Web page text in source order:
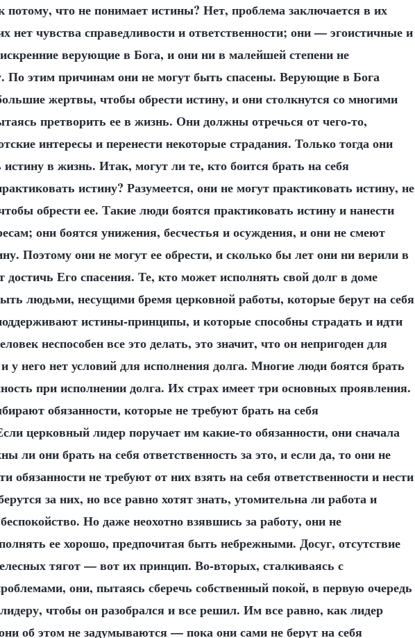
потому, что не понимает истины? Нет, проблема заключается в их
нет чувства справедливости и ответственности; они — эгоистичные и
верующие в Бога, и они ни в малейшей степени не
По этим причинам они не могут быть спасены. Верующие в Бога
жертвы, чтобы обрести истину, и они столкнутся со многими
претворить ее в жизнь. Они должны отречься от чего-то,
интересы и перенести некоторые страдания. Только тогда они
истину в жизнь. Итак, могут ли те, кто боится брать на себя
истину? Разумеется, они не могут практиковать истину, не
обрести ее. Такие люди боятся практиковать истину и нанести
они боятся унижения, бесчестья и осуждения, и они не смеют
Поэтому они не могут ее обрести, и сколько бы лет они ни верили в
достичь Его спасения. Те, кто может исполнять свой долг в доме
людьми, несущими бремя церковной работы, которые берут на себя
истины-принципы, и которые способны страдать и идти
неспособен все это делать, это значит, что он непригоден для
у него нет условий для исполнения долга. Многие люди боятся брать
при исполнении долга. Их страх имеет три основных проявления.
обязанности, которые не требуют брать на себя
церковный лидер поручает им какие-то обязанности, они сначала
ли они брать на себя ответственность за это, и если да, то они не
обязанности не требуют от них взять на себя ответственности и нести
за них, но все равно хотят знать, утомительна ли работа и
Но даже неохотно взявшись за работу, они не
ее хорошо, предпочитая быть небрежными. Досуг, отсутствие
тягот — вот их принцип. Во-вторых, сталкиваясь с
они, пытаясь сберечь собственный покой, в первую очередь
чтобы он разобрался и все решил. Им все равно, как лидер
об этом не задумываются — пока они сами не берут на себя